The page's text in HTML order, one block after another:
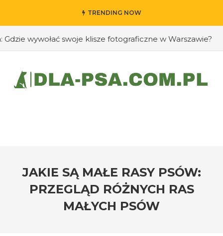
TRENDING NOW
wywołać swoje klisze fotograficzne w Warszawie?
JAKIE SĄ MAŁE RASY PSÓW:
PRZEGLĄD RÓŻNYCH RAS
MAŁYCH PSÓW